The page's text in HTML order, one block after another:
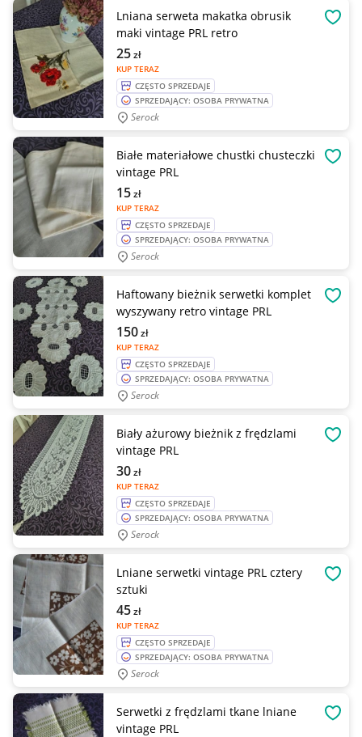
Lniana serweta makatka obrusik
maki vintage PRL retro
KUP TERAZ
25zł
CZĘSTO SPRZEDAJE
SPRZEDAJĄCY: OSOBA PRYWATNA
Serock
Białe materiałowe chustki chusteczki
vintage PRL
KUP TERAZ
15zł
CZĘSTO SPRZEDAJE
SPRZEDAJĄCY: OSOBA PRYWATNA
Serock
Haftowany bieżnik serwetki komplet
wyszywany retro vintage PRL
KUP TERAZ
150zł
CZĘSTO SPRZEDAJE
SPRZEDAJĄCY: OSOBA PRYWATNA
Serock
Biały ażurowy bieżnik z frędzlami
vintage PRL
KUP TERAZ
30zł
CZĘSTO SPRZEDAJE
SPRZEDAJĄCY: OSOBA PRYWATNA
Serock
Lniane serwetki vintage PRL cztery
sztuki
KUP TERAZ
45zł
CZĘSTO SPRZEDAJE
SPRZEDAJĄCY: OSOBA PRYWATNA
Serock
Serwetki z frędzlami tkane lniane
vintage PRL